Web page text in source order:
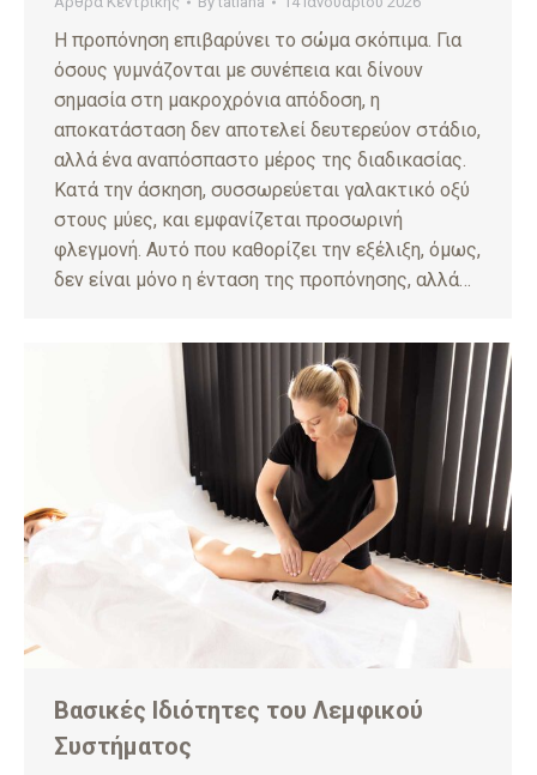
Η προπόνηση επιβαρύνει το σώμα σκόπιμα. Για
όσους γυμνάζονται με συνέπεια και δίνουν
σημασία στη μακροχρόνια απόδοση, η
αποκατάσταση δεν αποτελεί δευτερεύον στάδιο,
αλλά ένα αναπόσπαστο μέρος της διαδικασίας.
Κατά την άσκηση, συσσωρεύεται γαλακτικό οξύ
στους μύες, και εμφανίζεται προσωρινή
φλεγμονή. Αυτό που καθορίζει την εξέλιξη, όμως,
δεν είναι μόνο η ένταση της προπόνησης, αλλά…
Βασικές Ιδιότητες του Λεμφικού
Συστήματος